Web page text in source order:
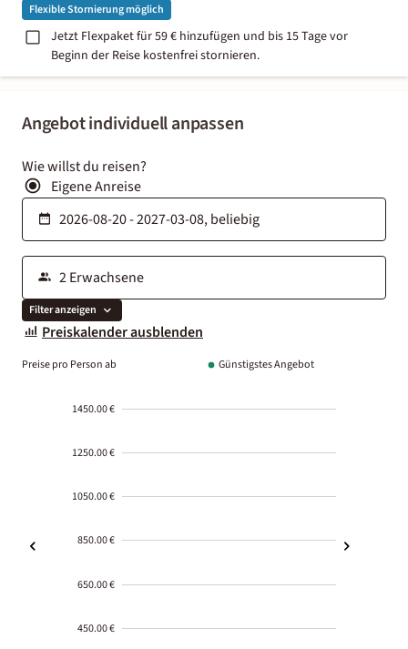
Angebot individuell anpassen
Wie willst du reisen?
Eigene Anreise
Filter anzeigen
Preiskalender ausblenden
Preise pro Person ab Günstigstes Angebot
1450.00 €
1250.00 €
1050.00 €
850.00 €
650.00 €
450.00 €
Flexible Stornierung möglich
Jetzt Flexpaket für 59 € hinzufügen und bis 15 Tage vor
Beginn der Reise kostenfrei stornieren.